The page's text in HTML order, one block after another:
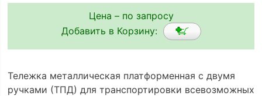
Цена – по запросу
Добавить в Корзину:
Тележка металлическая платформенная с двумя
ручками (ТПД) для транспортировки всевозможных